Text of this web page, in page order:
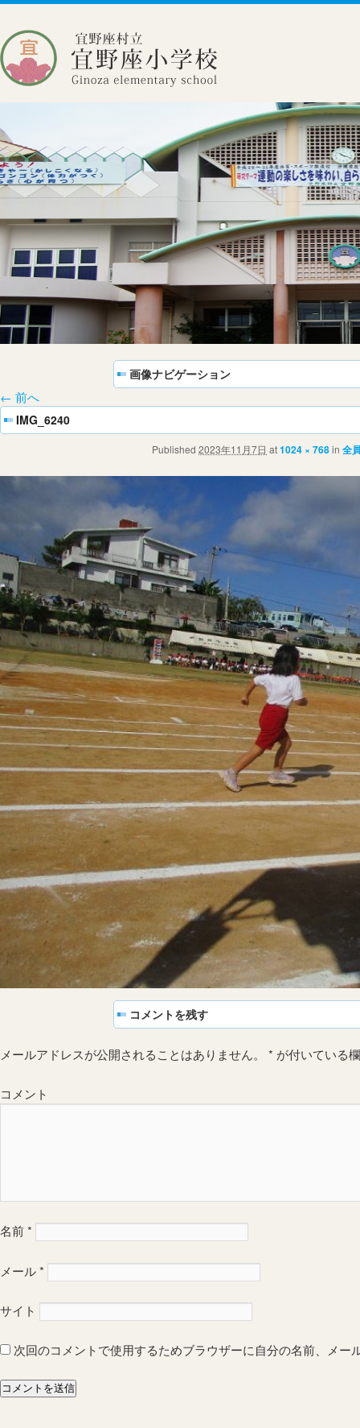
画像ナビゲーション
← 前へ
IMG_6240
Published 2023年11月7日 at1024 × 768in 全
コメントを残す
メールアドレスが公開されることはありません。 * が付いている
コメント
名前*
メール*
サイト
次回のコメントで使用するためブラウザーに自分の名前、メー